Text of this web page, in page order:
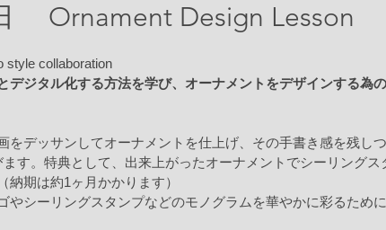
Ornament Design Lesson
style collaboration
デジタル化する方法を学び、オーナメントをデザインする為
をデッサンしてオーナメントを仕上げ、その手書き感を残し
す。特典として、出来上がったオーナメントでシーリングス
納期は約1ヶ月かかります）
やシーリングスタンプなどのモノグラムを華やかに彩るため